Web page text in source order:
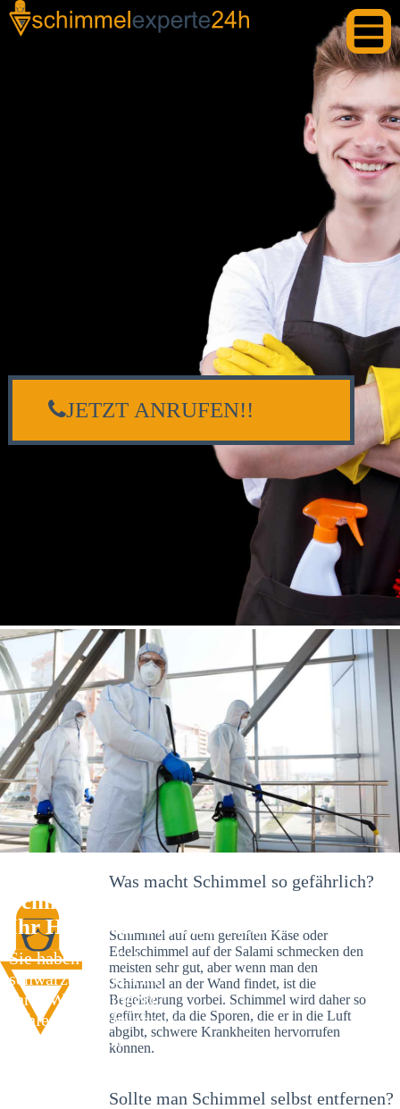
Schimmelexperte in Leinfelden –
Ihr Helfer an Ort und Stelle
Sie haben kürzlich
schwarze Flecken an
Ihrer Wand entdeckt?
Schlechte Nachrichten:
Sie haben einen
JETZT ANRUFEN!!
Was macht Schimmel so gefährlich?
Schimmel auf dem gereiften Käse oder
Edelschimmel auf der Salami schmecken den
meisten sehr gut, aber wenn man den
Schimmel an der Wand findet, ist die
Begeisterung vorbei. Schimmel wird daher so
gefürchtet, da die Sporen, die er in die Luft
abgibt, schwere Krankheiten hervorrufen
können.
Sollte man Schimmel selbst entfernen?